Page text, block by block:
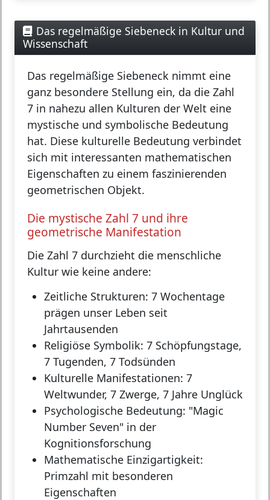
Das regelmäßige Siebeneck in Kultur und
Wissenschaft
Das regelmäßige Siebeneck nimmt eine
ganz besondere Stellung ein, da die Zahl
7 in nahezu allen Kulturen der Welt eine
mystische und symbolische Bedeutung
hat. Diese kulturelle Bedeutung verbindet
sich mit interessanten mathematischen
Eigenschaften zu einem faszinierenden
geometrischen Objekt.
Die mystische Zahl 7 und ihre
geometrische Manifestation
Die Zahl 7 durchzieht die menschliche
Kultur wie keine andere:
Zeitliche Strukturen: 7 Wochentage
prägen unser Leben seit
Jahrtausenden
Religiöse Symbolik: 7 Schöpfungstage,
7 Tugenden, 7 Todsünden
Kulturelle Manifestationen: 7
Weltwunder, 7 Zwerge, 7 Jahre Unglück
Psychologische Bedeutung: "Magic
Number Seven" in der
Kognitionsforschung
Mathematische Einzigartigkeit:
Primzahl mit besonderen
Eigenschaften